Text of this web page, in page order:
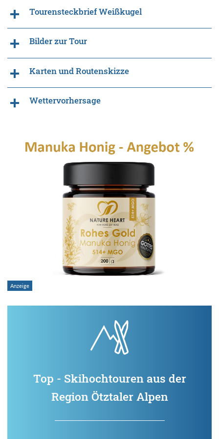
Tourensteckbrief Weißkugel
Bilder zur Tour
Karten und Routenskizze
Wettervorhersage
Top - Skihochtouren aus der
Region Ötztaler Alpen